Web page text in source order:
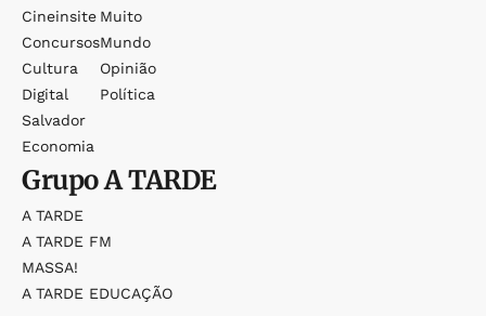
Cineinsite
Concursos
Cultura
Digital
Salvador
Economia
Muito
Mundo
Opinião
Política
GrupoA TARDE
A TARDE
A TARDE FM
MASSA!
A TARDE EDUCAÇÃO